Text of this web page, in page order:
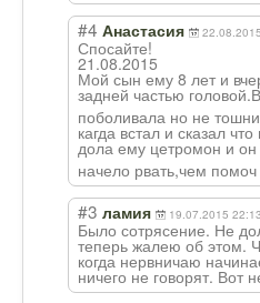
#4 Анастасия
Спосайте!
21.08.2015
Мой сын ему 8 лет и
задней частью
поболивала но не
кагда встал и сказал
дола ему цетромон и
начело рвать,чем
#3 ламия 19.07.2015 22:13
Было сотрясение. Не
теперь жалею об этом.
когда нервничаю
ничего не говорят. Вот